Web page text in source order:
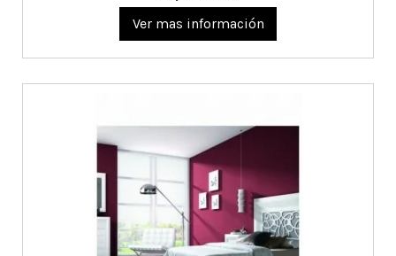
Ver mas información